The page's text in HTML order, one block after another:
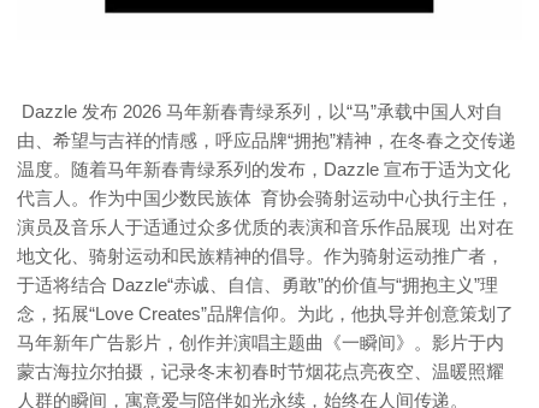
Dazzle 发布 2026 马年新春青绿系列，以“马”承载中国人对自
由、希望与吉祥的情感，呼应品牌“拥抱”精神，在冬春之交传递
温度。随着马年新春青绿系列的发布，Dazzle 宣布于适为文化
代言人。作为中国少数民族体 育协会骑射运动中心执行主任，
演员及音乐人于适通过众多优质的表演和音乐作品展现 出对在
地文化、骑射运动和民族精神的倡导。作为骑射运动推广者，
于适将结合 Dazzle“赤诚、自信、勇敢”的价值与“拥抱主义”理
念，拓展“Love Creates”品牌信仰。为此，他执导并创意策划了
马年新年广告影片，创作并演唱主题曲《一瞬间》。影片于内
蒙古海拉尔拍摄，记录冬末初春时节烟花点亮夜空、温暖照耀
人群的瞬间，寓意爱与陪伴如光永续，始终在人间传递。